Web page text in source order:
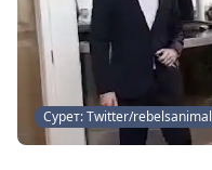
Сурет: Twitter/rebelsanimal